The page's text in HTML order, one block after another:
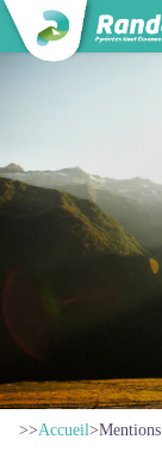
>>Accueil>